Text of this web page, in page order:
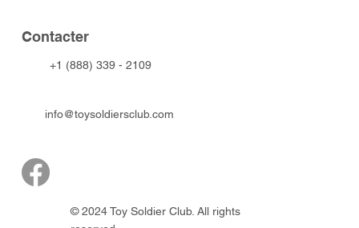
​Contacter
+1 (888) 339 - 2109
info@toysoldiersclub.com
© 2024 Toy Soldier Club. All rights